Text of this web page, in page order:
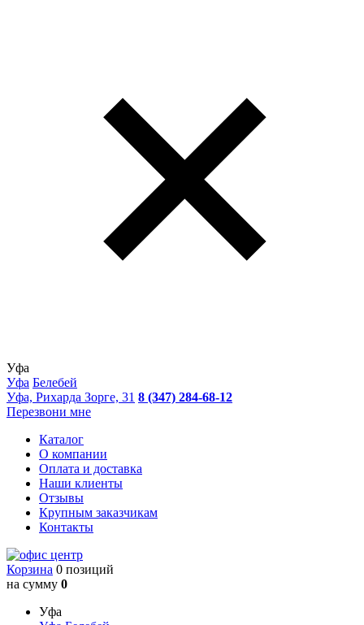
Уфа
Уфа Белебей
Уфа, Рихарда Зорге, 31 8 (347) 284-68-12
Перезвони мне
Каталог
О компании
Оплата и доставка
Наши клиенты
Отзывы
Крупным заказчикам
Контакты
Корзина 0 позиций
на сумму 0
Уфа